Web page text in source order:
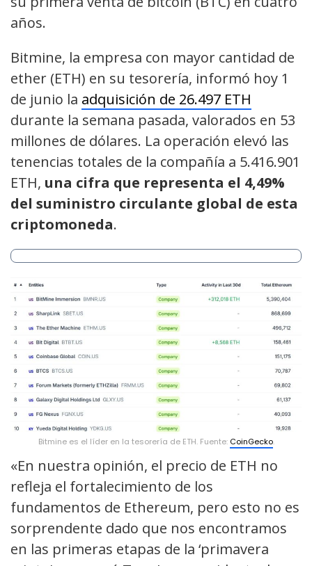
años.
Bitmine, la empresa con mayor cantidad de
ether (ETH) en su tesorería, informó hoy 1
de junio la adquisición de 26.497 ETH
durante la semana pasada, valorados en 53
millones de dólares. La operación elevó las
tenencias totales de la compañía a 5.416.901
ETH, una cifra que representa el 4,49%
del suministro circulante global de esta
criptomoneda.
Bitmine es el líder en la tesorería de ETH. Fuente: CoinGecko.
«En nuestra opinión, el precio de ETH no
refleja el fortalecimiento de los
fundamentos de Ethereum, pero esto no es
sorprendente dado que nos encontramos
en las primeras etapas de la ‘primavera